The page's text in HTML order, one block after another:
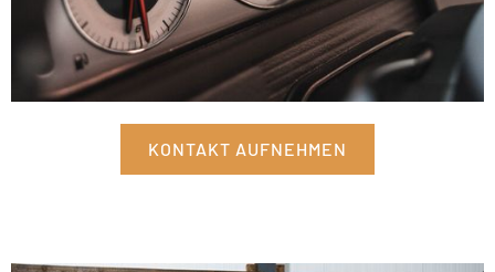
KONTAKT AUFNEHMEN